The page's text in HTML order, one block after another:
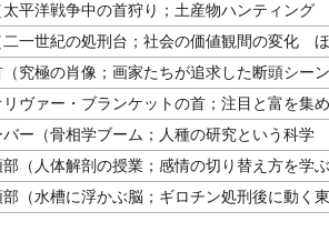
平洋戦争中の首狩り；土産物ハンティング
一世紀の処刑台；社会の価値観間の変化
究極の肖像；画家たちが追求した断頭シー
ヴァー・ブランケットの首；注目と富を集
ー（骨相学ブーム；人種の研究という科学
（人体解剖の授業；感情の切り替え方を学
（水槽に浮かぶ脳；ギロチン処刑後に動く